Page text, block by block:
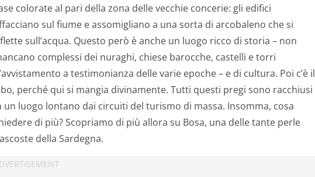
colorate al pari della zona delle vecchie concerie: gli edifici
sul fiume e assomigliano a una sorta di arcobaleno che si
sull’acqua. Questo però è anche un luogo ricco di storia – non
complessi dei nuraghi, chiese barocche, castelli e torri
a testimonianza delle varie epoche – e di cultura. Poi c’è il
perché qui si mangia divinamente. Tutti questi pregi sono racchiusi
un luogo lontano dai circuiti del turismo di massa. Insomma, cosa
di più? Scopriamo di più allora su Bosa, una delle tante perle
della Sardegna.